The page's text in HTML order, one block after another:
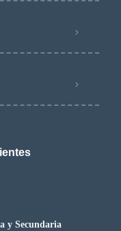
y Secundaria